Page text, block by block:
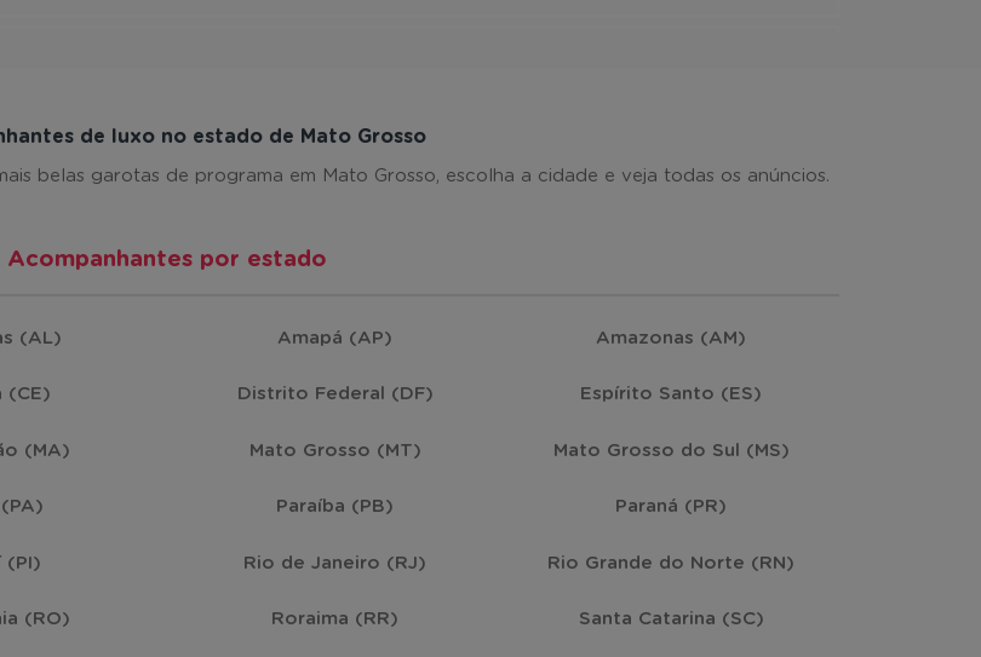
Lucas do Rio Verde (15)
Várzea Grande
(7)
de luxo no estado de Mato Grosso
belas garotas de programa em Mato Grosso, escolha a cidade e veja todas os anúncios.
Acompanhantes por estado
(AL) Amapá (AP) Amazonas (AM)
(CE) Distrito Federal (DF) Espírito Santo (ES)
(MA) Mato Grosso (MT) Mato Grosso do Sul (MS)
Paraíba (PB) Paraná (PR)
(PI) Rio de Janeiro (RJ) Rio Grande do Norte (RN)
(RO) Roraima (RR) Santa Catarina (SC)